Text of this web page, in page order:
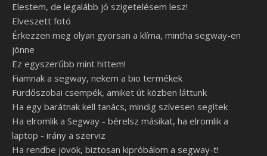
Elestem, de legalább jó szigetelésem lesz!
Elveszett fotó
Érkezzen meg olyan gyorsan a klíma, mintha segway-en
jönne
Ez egyszerűbb mint hittem!
Fiamnak a segway, nekem a bio termékek
Fürdőszobai csempék, amiket út közben láttunk
Ha egy barátnak kell tanács, mindig szívesen segítek
Ha elromlik a Segway - bérelsz másikat, ha elromlik a
laptop - irány a szerviz
Ha rendbe jövök, biztosan kipróbálom a segway-t!